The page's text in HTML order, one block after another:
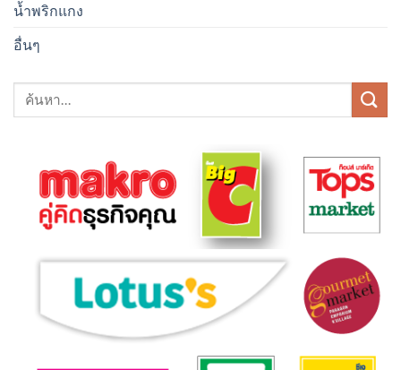
น้ำพริกแกง
อื่นๆ
ค้นหา: